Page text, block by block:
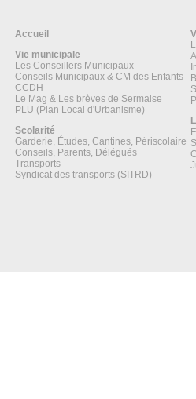
Accueil
Vie municipale
Les Conseillers Municipaux
Conseils Municipaux & CM des Enfants
CCDH
Le Mag & Les brèves de Sermaise
PLU (Plan Local d'Urbanisme)
Scolarité
Garderie, Études, Cantines, Périscolaire
Conseils, Parents, Délégués
Transports
Syndicat des transports (SITRD)